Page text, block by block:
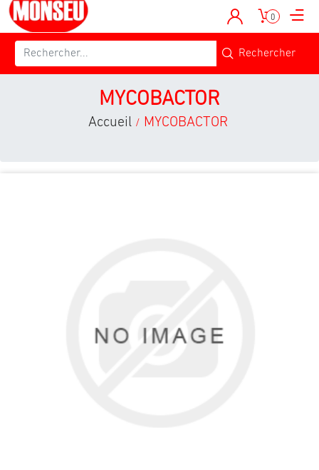
0
MYCOBACTOR
Accueil / MYCOBACTOR